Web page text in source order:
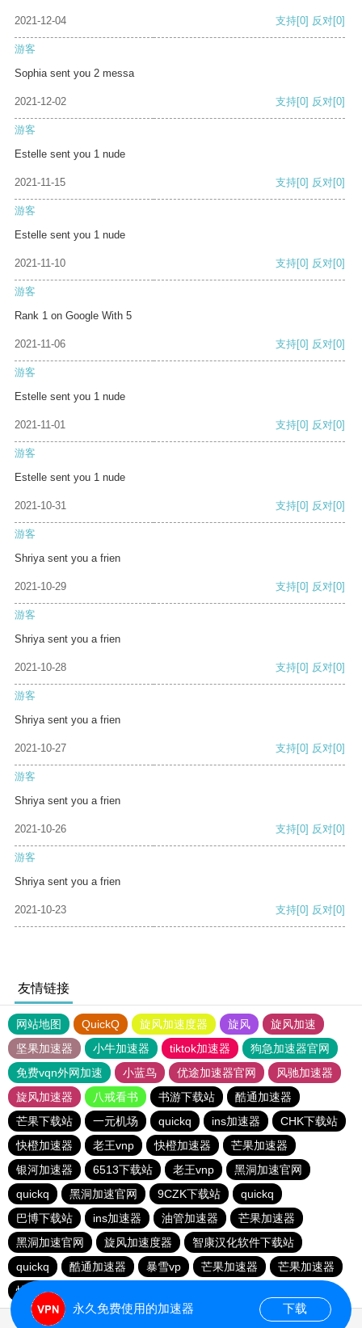
2021-12-04 支持[0] 反对[0]
游客
Sophia sent you 2 messa
2021-12-02 支持[0] 反对[0]
游客
Estelle sent you 1 nude
2021-11-15 支持[0] 反对[0]
游客
Estelle sent you 1 nude
2021-11-10 支持[0] 反对[0]
游客
Rank 1 on Google With 5
2021-11-06 支持[0] 反对[0]
游客
Estelle sent you 1 nude
2021-11-01 支持[0] 反对[0]
游客
Estelle sent you 1 nude
2021-10-31 支持[0] 反对[0]
游客
Shriya sent you a frien
2021-10-29 支持[0] 反对[0]
游客
Shriya sent you a frien
2021-10-28 支持[0] 反对[0]
游客
Shriya sent you a frien
2021-10-27 支持[0] 反对[0]
游客
Shriya sent you a frien
2021-10-26 支持[0] 反对[0]
游客
Shriya sent you a frien
2021-10-23 支持[0] 反对[0]
友情链接
网站地图 QuickQ 旋风加速度器 旋风
旋风加速
坚果加速器
小牛加速器 tiktok加速器
狗急加速器官网
免费vqn外网加速
小蓝鸟 优途加速器官网
风驰加速器
旋风加速器
八戒看书 书游下载站
酷通加速器
芒果下载站
一元机场 quickq ins加速器
CHK下载站
快橙加速器
老王vnp 快橙加速器
芒果加速器
银河加速器
6513下载站 老王vnp
黑洞加速官网
quickq
黑洞加速官网 9CZK下载站
quickq
巴博下载站
ins加速器 油管加速器
芒果加速器
黑洞加速官网
旋风加速度器
智康汉化软件下载站
quickq
酷通加速器 暴雪vp 芒果加速器
芒果加速器
快橙加速器
永久免费使用的加速器 下载